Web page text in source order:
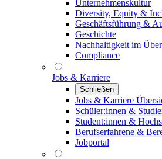
Unternehmenskultur
Diversity, Equity &
Geschäftsführung &
Geschichte
Nachhaltigkeit im
Compliance
Jobs & Karriere
Schließen
Jobs & Karriere
Schüler:innen &
Student:innen &
Berufserfahrene &
Jobportal